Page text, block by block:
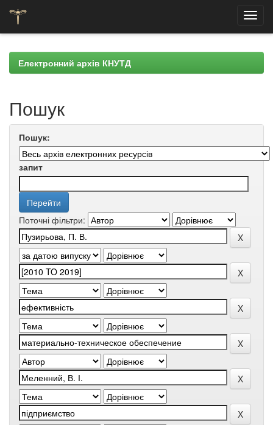
navigationЕлектронний архів КНУТД
Пошук
Пошук:
запит
Поточні фільтри: